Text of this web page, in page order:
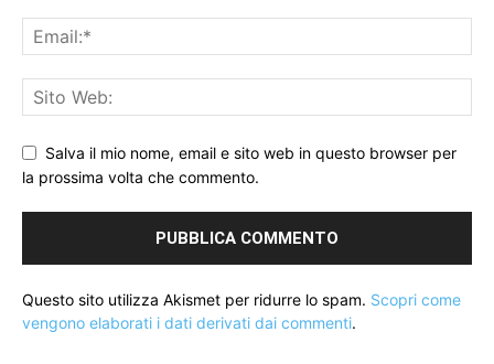
Salva il mio nome, email e sito web in questo browser per
la prossima volta che commento.
Questo sito utilizza Akismet per ridurre lo spam. Scopri come
vengono elaborati i dati derivati dai commenti.